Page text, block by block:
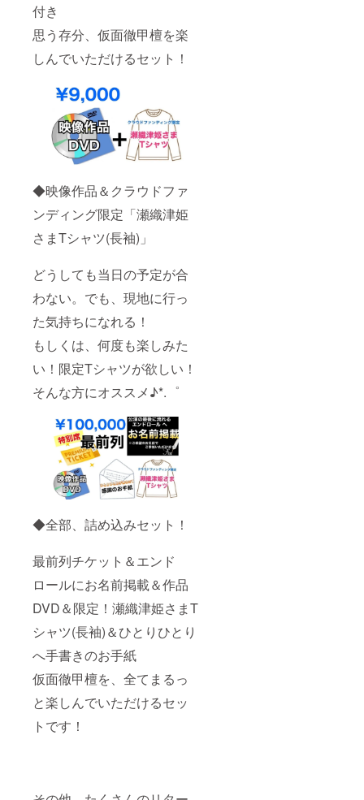
付き
思う存分、仮面徹甲檀を楽
しんでいただけるセット！
◆映像作品＆クラウドファ
ンディング限定「瀬織津姫
さまTシャツ(長袖)」
どうしても当日の予定が合
わない。でも、現地に行っ
た気持ちになれる！
もしくは、何度も楽しみた
い！限定Tシャツが欲しい！
そんな方にオススメ♪*.゜
◆全部、詰め込みセット！
最前列チケット＆エンド
ロールにお名前掲載＆作品
DVD＆限定！瀬織津姫さまT
シャツ(長袖)＆ひとりひとり
へ手書きのお手紙
仮面徹甲檀を、全てまるっ
と楽しんでいただけるセッ
トです！